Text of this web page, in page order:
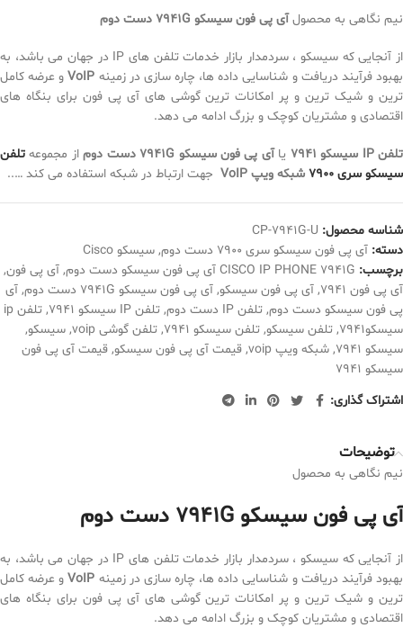
نیم نگاهی به محصولآی پی فون سیسکو 7941G دست دوم
از آنجایی که سیسکو ، سردمدار بازار خدمات تلفن های IP در جهان می باشد، به
بهبود فرآیند دریافت و شناسایی داده ها، چاره سازی در زمینه VoIP و عرضه کامل
ترین و شیک ترین و پر امکانات ترین گوشی های آی پی فون برای بنگاه های
اقتصادی و مشتریان کوچک و بزرگ ادامه می دهد.
تلفن IP سیسکو 7941 یاآی پی فون سیسکو 7941G دست دوم از مجموعه تلفن
سیسکو سری 7900
شبکه ویپ VoIP جهت ارتباط در شبکه استفاده می کند …..
شناسه محصول: CP-7941G-U
دسته: آی پی فون سیسکو سری 7900 دست دوم , سیسکو Cisco
برچسب: CISCO IP PHONE 7941G آی پی فون سیسکو دست دوم , آی پی فون,
آی پی فون 7941
, آی پی فون سیسکو, آی پی فون سیسکو 7941G دست دوم , آی
پی فون سیسکو دست دوم, تلفن IP دست دوم , تلفن IP سیسکو 7941 ,
تلفن ip
سیسکو7941
, تلفن سیسکو, تلفن سیسکو 7941 , تلفن گوشی voip , سیسکو,
سیسکو 7941
, شبکه ویپ voip , قیمت آی پی فون سیسکو, قیمت آی پی فون
سیسکو 7941
اشتراک گذاری:
توضیحات
نیم نگاهی به محصول
آی پی فون سیسکو 7941G دست دوم
از آنجایی که سیسکو ، سردمدار بازار خدمات تلفن های IP در جهان می باشد، به
بهبود فرآیند دریافت و شناسایی داده ها، چاره سازی در زمینه VoIP و عرضه کامل
ترین و شیک ترین و پر امکانات ترین گوشی های آی پی فون برای بنگاه های
اقتصادی و مشتریان کوچک و بزرگ ادامه می دهد.